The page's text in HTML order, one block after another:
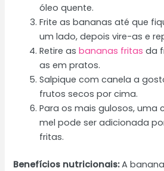
óleo quente.
Frite as bananas até que
um lado, depois vire-as e
Retire asbananas fritas da
as em pratos.
Salpique com canela a
frutos secos por cima.
Para os mais gulosos, uma
mel pode ser adicionada
fritas.
Benefícios nutricionais:A